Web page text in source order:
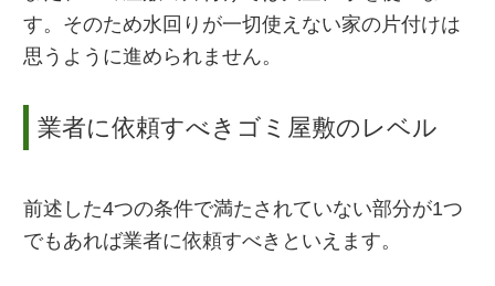
す。そのため水回りが一切使えない家の片付けは
思うように進められません。
業者に依頼すべきゴミ屋敷のレベル
前述した4つの条件で満たされていない部分が1つ
でもあれば業者に依頼すべきといえます。